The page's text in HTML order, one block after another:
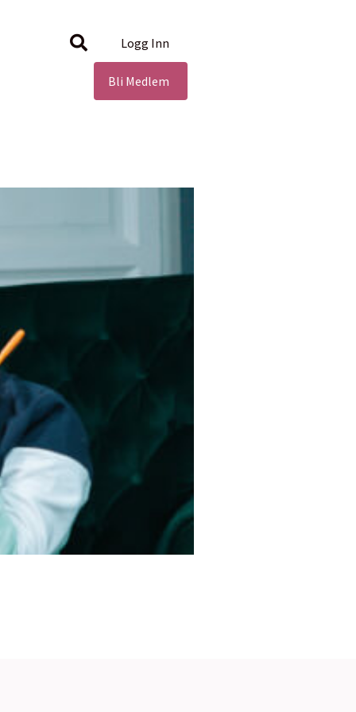
Logg Inn
Bli Medlem